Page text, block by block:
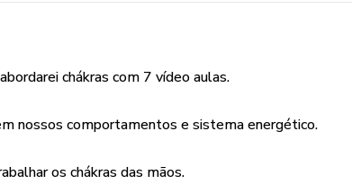
chákras com 7 vídeo aulas.
nossos comportamentos e sistema energético.
os chákras das mãos.